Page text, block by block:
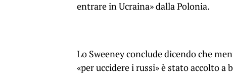
entrare in Ucraina» dalla Polonia.
Lo Sweeney conclude dicendo che
«per uccidere i russi» è stato accolto